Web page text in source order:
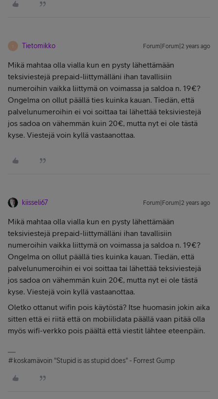
T Tietomikko Forum|Forum|2 years ago
Mikä mahtaa olla vialla kun en pysty lähettämään
teksiviestejä prepaid-liittymälläni ihan tavallisiin
numeroihin vaikka liittymä on voimassa ja saldoa n. 19€?
Ongelma on ollut päällä ties kuinka kauan. Tiedän, että
palvelunumeroihin ei voi soittaa tai lähettää teksiviestejä
jos sadoa on vähemmän kuin 20€, mutta nyt ei ole tästä
kyse. Viestejä voin kyllä vastaanottaa.
kiisseli67 Forum|Forum|2 years ago
Mikä mahtaa olla vialla kun en pysty lähettämään
teksiviestejä prepaid-liittymälläni ihan tavallisiin
numeroihin vaikka liittymä on voimassa ja saldoa n. 19€?
Ongelma on ollut päällä ties kuinka kauan. Tiedän, että
palvelunumeroihin ei voi soittaa tai lähettää teksiviestejä
jos sadoa on vähemmän kuin 20€, mutta nyt ei ole tästä
kyse. Viestejä voin kyllä vastaanottaa.
Oletko ottanut wifin pois käytöstä? Itse huomasin jokin aika
sitten että ei riitä että on mobiilidata päällä vaan pitää olla
myös wifi-verkko pois päältä että viestit lähtee eteenpäin.
#koskamävoin "Stupid is as stupid does" - Forrest Gump